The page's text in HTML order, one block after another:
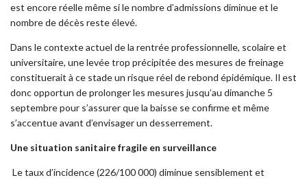
est encore réelle même si le nombre d’admissions diminue et le
nombre de décès reste élevé.
Dans le contexte actuel de la rentrée professionnelle, scolaire et
universitaire, une levée trop précipitée des mesures de freinage
constituerait à ce stade un risque réel de rebond épidémique. Il est
donc opportun de prolonger les mesures jusqu’au dimanche 5
septembre pour s’assurer que la baisse se confirme et même
s’accentue avant d’envisager un desserrement.
Une situation sanitaire fragile en surveillance
Le taux d’incidence (226/100 000) diminue sensiblement et